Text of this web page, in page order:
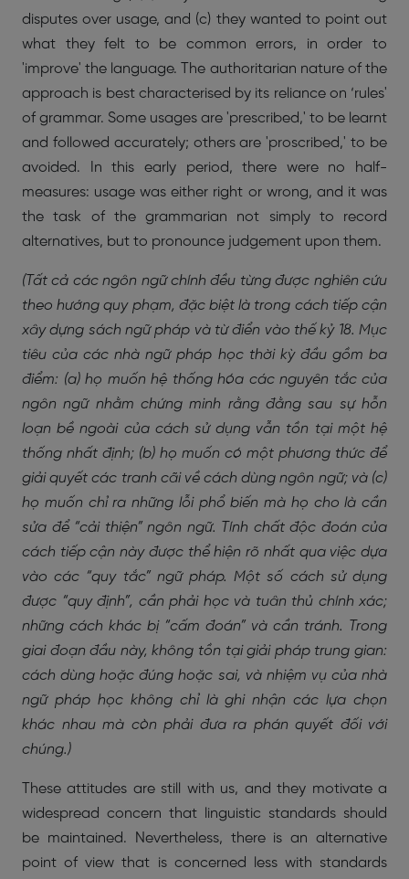
disputes over usage, and (c) they wanted to point out
what they felt to be common errors, in order to
'improve' the language. The authoritarian nature of the
approach is best characterised by its reliance on ‘rules'
of grammar. Some usages are 'prescribed,' to be learnt
and followed accurately; others are 'proscribed,' to be
avoided. In this early period, there were no half-
measures: usage was either right or wrong, and it was
the task of the grammarian not simply to record
alternatives, but to pronounce judgement upon them.
(Tất cả các ngôn ngữ chính đều từng được nghiên cứu
theo hướng quy phạm, đặc biệt là trong cách tiếp cận
xây dựng sách ngữ pháp và từ điển vào thế kỷ 18. Mục
tiêu của các nhà ngữ pháp học thời kỳ đầu gồm ba
điểm: (a) họ muốn hệ thống hóa các nguyên tắc của
ngôn ngữ nhằm chứng minh rằng đằng sau sự hỗn
loạn bề ngoài của cách sử dụng vẫn tồn tại một hệ
thống nhất định; (b) họ muốn có một phương thức để
giải quyết các tranh cãi về cách dùng ngôn ngữ; và (c)
họ muốn chỉ ra những lỗi phổ biến mà họ cho là cần
sửa để “cải thiện” ngôn ngữ. Tính chất độc đoán của
cách tiếp cận này được thể hiện rõ nhất qua việc dựa
vào các “quy tắc” ngữ pháp. Một số cách sử dụng
được “quy định”, cần phải học và tuân thủ chính xác;
những cách khác bị “cấm đoán” và cần tránh. Trong
giai đoạn đầu này, không tồn tại giải pháp trung gian:
cách dùng hoặc đúng hoặc sai, và nhiệm vụ của nhà
ngữ pháp học không chỉ là ghi nhận các lựa chọn
khác nhau mà còn phải đưa ra phán quyết đối với
chúng.)
These attitudes are still with us, and they motivate a
widespread concern that linguistic standards should
be maintained. Nevertheless, there is an alternative
point of view that is concerned less with standards